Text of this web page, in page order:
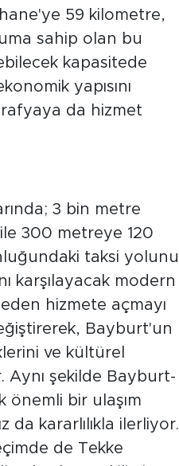
59 kilometre,
sahip olan bu
kapasitede
yapısını
da hizmet
3 bin metre
300 metreye 120
taksi yolunu
karşılayacak modern
hizmete açmayı
Bayburt'un
ve kültürel
Aynı şekilde Bayburt-
önemli bir ulaşım
da kararlılıkla ilerliyor.
de Tekke